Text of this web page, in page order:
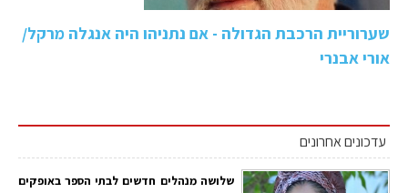
שערוריית הרכבת הגדולה - אם נתניהו היה אנגלה מרקל/
אורי אבנרי
עדכונים אחרונים
שלושה מנהלים חדשים לבתי הספר באופקים